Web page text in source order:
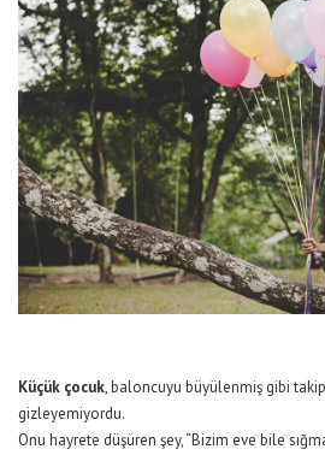
Küçük çocuk, baloncuyu büyülenmiş gibi takip
gizleyemiyordu.
Onu hayrete düşüren şey, “Bizim eve bile